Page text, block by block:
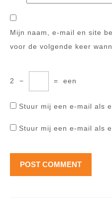
Mijn naam, e-mail en site
voor de volgende keer
2 − = een
Stuur mij een e-mail als
Stuur mij een e-mail als